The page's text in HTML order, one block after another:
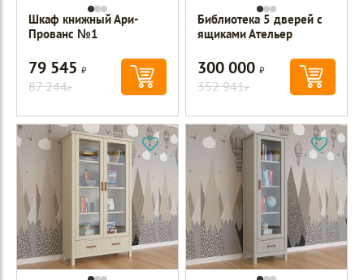
Шкаф книжный Ари-
Прованс №1
79 545Р
87 244Р
Библиотека 5 дверей с
ящиками Ательер
300 000Р
352 941Р